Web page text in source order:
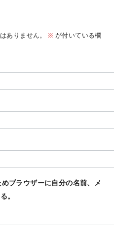
ありません。 ※ が付いている欄
ブラウザーに自分の名前、メ
。